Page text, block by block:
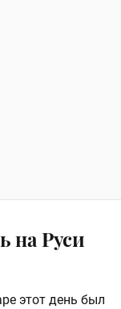
на Руси
этот день был